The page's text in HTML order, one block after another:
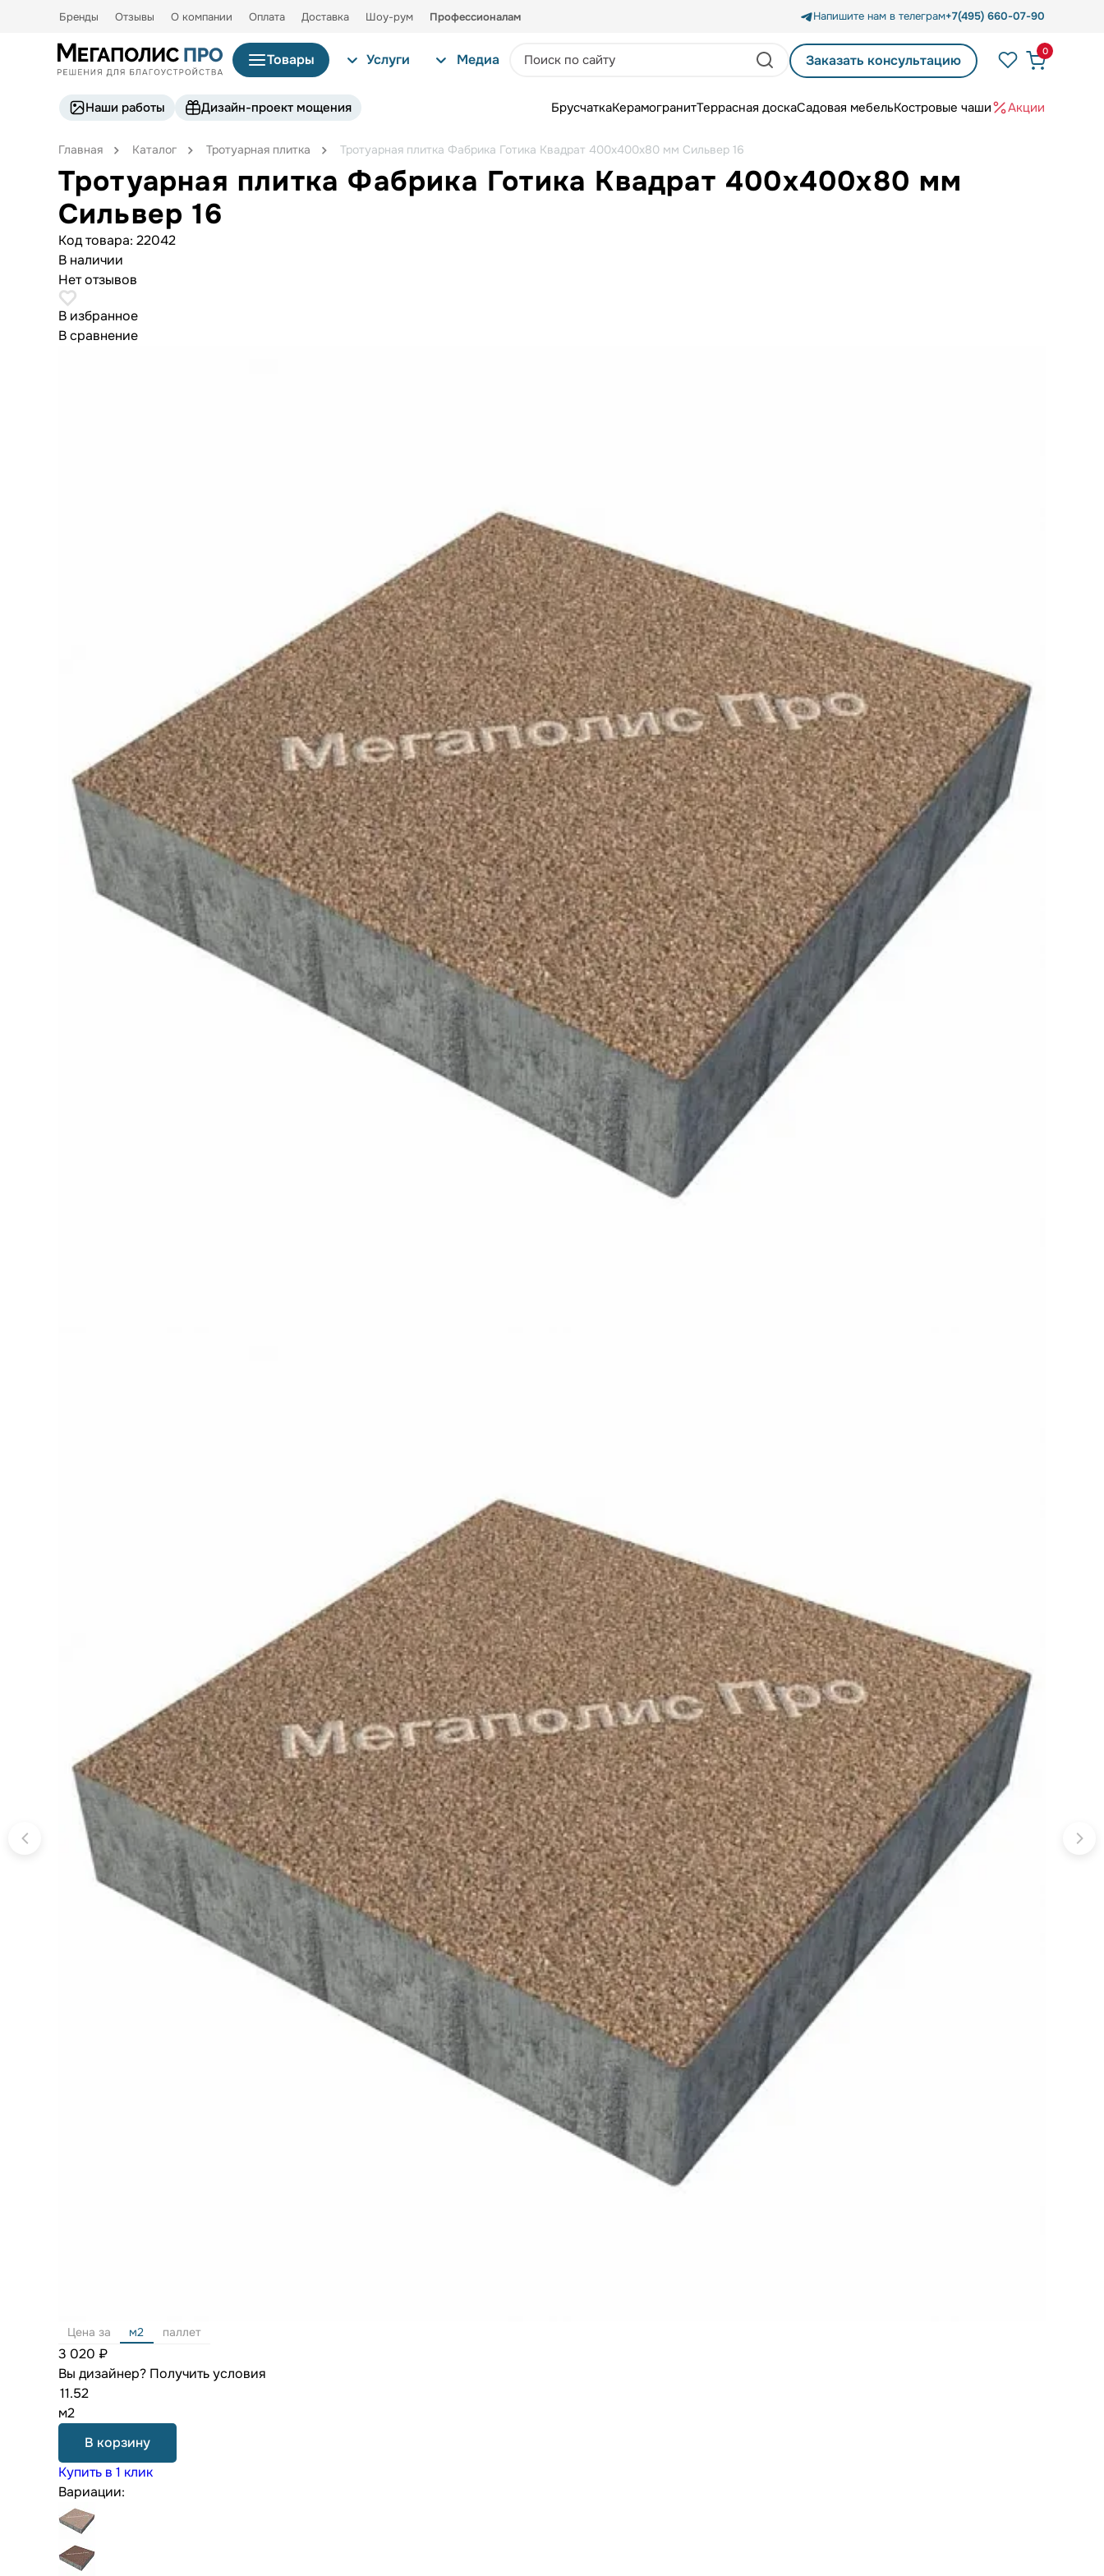
Бренды Отзывы О компании Оплата Доставка Шоу-рум Профессионалам Напишите нам в телеграм+7(495) 660-07-90
Товары Услуги Медиа Заказать консультацию
0
Наши работы Дизайн-проект мощения БрусчаткаКерамогранитТеррасная доскаСадовая мебельКостровые чаши Акции
Главная Каталог Тротуарная плитка Тротуарная плитка Фабрика Готика Квадрат 400х400х80 мм Сильвер 16
Тротуарная плитка Фабрика Готика Квадрат 400х400х80 мм
Сильвер 16
Код товара: 22042
В наличии
Нет отзывов
В избранное
В сравнение
Цена за м2 паллет
3 020 ₽
Вы дизайнер? Получить условия
м2
В корзину
Купить в 1 клик
Вариации: